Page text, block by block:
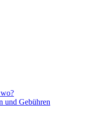
und Gebühren